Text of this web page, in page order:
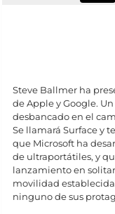
Steve Ballmer ha
de Apple y Google.
desbancado en el
Se llamará Surface y
que Microsoft ha
de ultraportátiles, y
lanzamiento en
movilidad
ninguno de sus